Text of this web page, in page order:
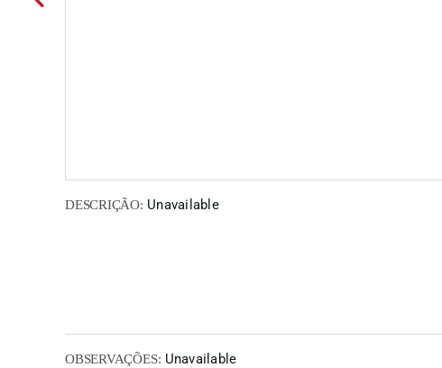
DESCRIÇÃO: Unavailable
OBSERVAÇÕES: Unavailable